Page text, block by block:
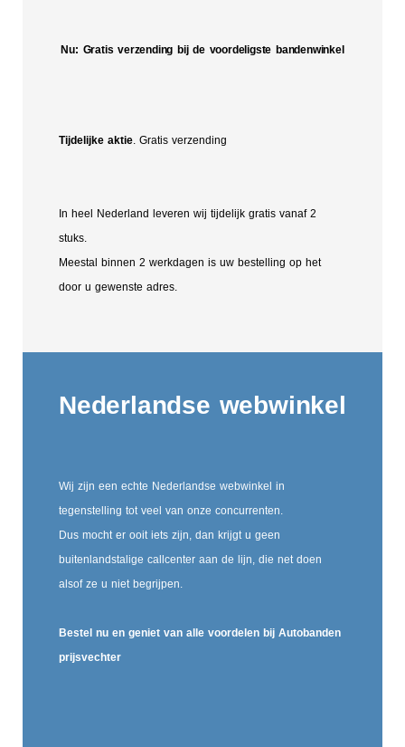
Nu: Gratis verzending bij de voordeligste bandenwinkel
Tijdelijke aktie. Gratis verzending
In heel Nederland leveren wij tijdelijk gratis vanaf 2
stuks.
Meestal binnen 2 werkdagen is uw bestelling op het
door u gewenste adres.
Nederlandse webwinkel
Wij zijn een echte Nederlandse webwinkel in
tegenstelling tot veel van onze concurrenten.
Dus mocht er ooit iets zijn, dan krijgt u geen
buitenlandstalige callcenter aan de lijn, die net doen
alsof ze u niet begrijpen.
Bestel nu en geniet van alle voordelen bij Autobanden
prijsvechter